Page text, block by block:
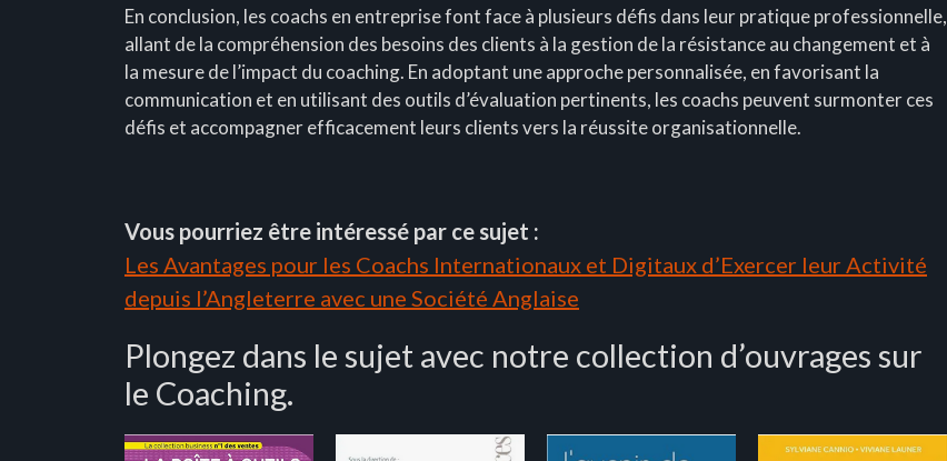
En conclusion, les coachs en entreprise font face à plusieurs défis dans leur pratique professionnelle,
allant de la compréhension des besoins des clients à la gestion de la résistance au changement et à
la mesure de l’impact du coaching. En adoptant une approche personnalisée, en favorisant la
communication et en utilisant des outils d’évaluation pertinents, les coachs peuvent surmonter ces
défis et accompagner efficacement leurs clients vers la réussite organisationnelle.
Vous pourriez être intéressé par ce sujet :
Les Avantages pour les Coachs Internationaux et Digitaux d’Exercer leur Activité
depuis l’Angleterre avec une Société Anglaise
Plongez dans le sujet avec notre collection d’ouvrages sur
le Coaching.